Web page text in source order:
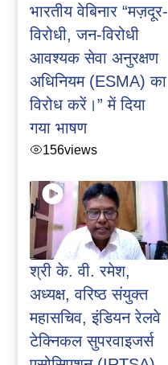
भारतीय वेबिनार “मज़दूर-
विरोधी, जन-विरोधी
आवश्यक सेवा अनुरक्षण
अधिनियम (ESMA) का
विरोध करें।” में दिया
गया भाषण
156views
श्री के. वी. रमेश,
अध्यक्ष, वरिष्ठ संयुक्त
महासचिव, इंडियन रेलवे
टेक्निकल सुपरवाइजर्स